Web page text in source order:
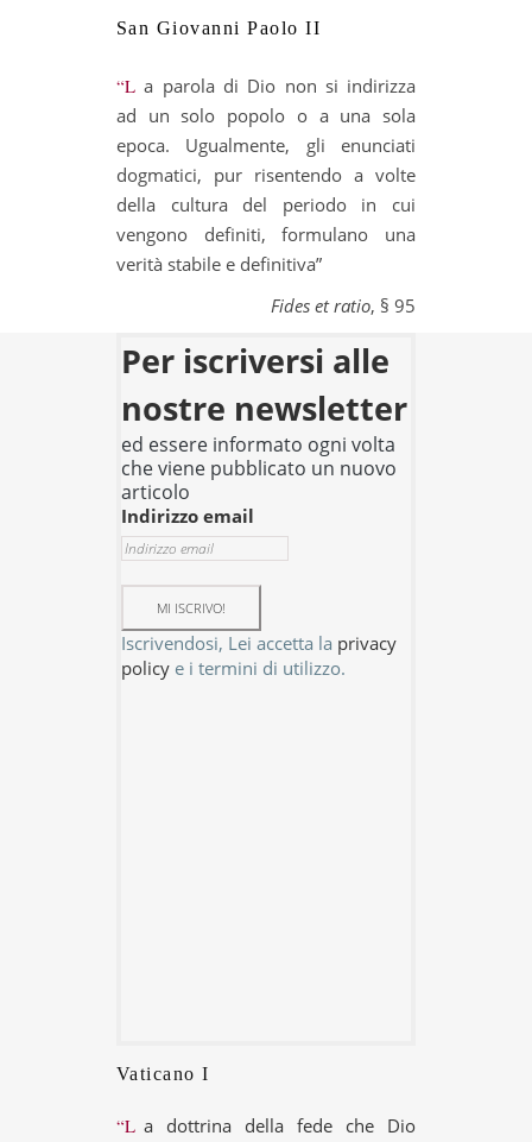
San Giovanni Paolo II
“La parola di Dio non si indirizza
ad un solo popolo o a una sola
epoca. Ugualmente, gli enunciati
dogmatici, pur risentendo a volte
della cultura del periodo in cui
vengono definiti, formulano una
verità stabile e definitiva”
Fides et ratio, § 95
Per iscriversi alle
nostre newsletter
ed essere informato ogni volta
che viene pubblicato un nuovo
articolo
Indirizzo email
Iscrivendosi, Lei accetta la privacy
policye i termini di utilizzo.
Vaticano I
“La dottrina della fede che Dio